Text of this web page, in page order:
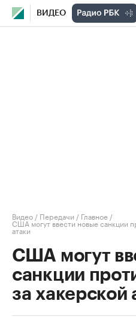
ВИДЕО
Видео / Передачи / Главное /
США могут ввести новые санкции
атаки
США могут
санкции
за хакерской